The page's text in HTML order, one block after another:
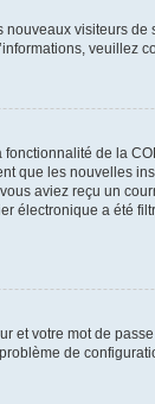
visiteurs
veuillez
de la
que les nouvelles
aviez reçu un
a été
et votre mot de
de